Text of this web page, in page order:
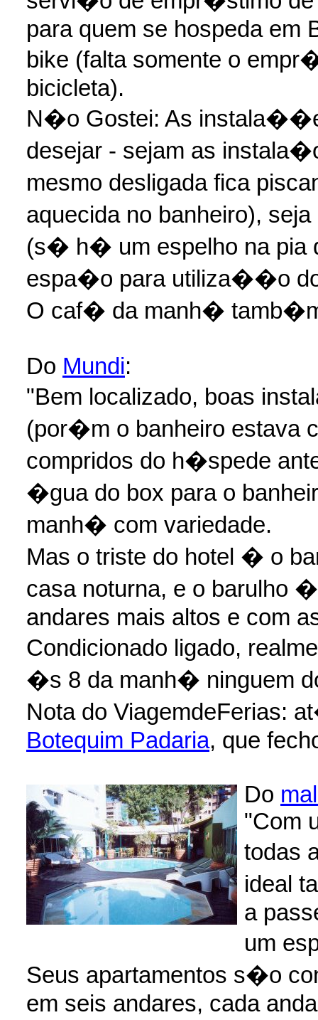
para quem se hospeda em
bike (falta somente o
bicicleta).
N�o Gostei: As
desejar - sejam as
mesmo desligada fica
aquecida no banheiro),
(s� h� um espelho na pia
espa�o para utiliza��o
O caf� da manh�
Do Mundi:
"Bem localizado, boas
(por�m o banheiro estava
compridos do h�spede
�gua do box para o
manh� com variedade.
Mas o triste do hotel � o
casa noturna, e o barulho
andares mais altos e com
Condicionado ligado,
�s 8 da manh� ninguem
Nota do ViagemdeFerias:
Botequim Padaria, que
Do
"Com
todas
ideal
a
um
Seus apartamentos s�o
em seis andares, cada